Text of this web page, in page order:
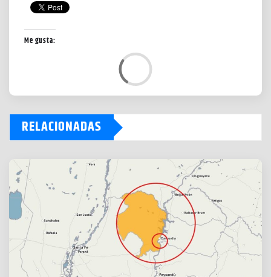
Me gusta:
a
i
n
…
RELACIONADAS